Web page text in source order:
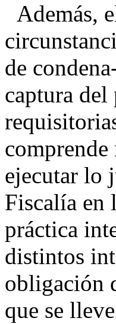
Además,
de
captura
ejecutar lo
Fiscalía en
práctica
distintos
obligación
que se